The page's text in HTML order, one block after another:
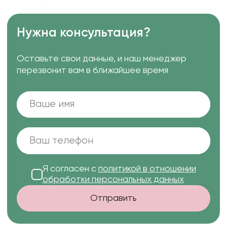
Нужна консультация?
Оставьте свои данные, и наш менеджер
перезвонит вам в ближайшее время
Я согласен с политикой в отношении
обработки персональных данных
Отправить